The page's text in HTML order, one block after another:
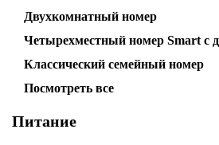
Двухкомнатный номер
Четырехместный номер Smart с
Классический семейный номер
Посмотреть все
Питание